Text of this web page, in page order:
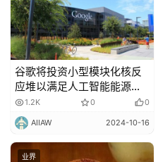
谷歌将投资小型模块化核反
应堆以满足人工智能能源需
求1.2K 0 0
AIIAW 2024-10-16
业界